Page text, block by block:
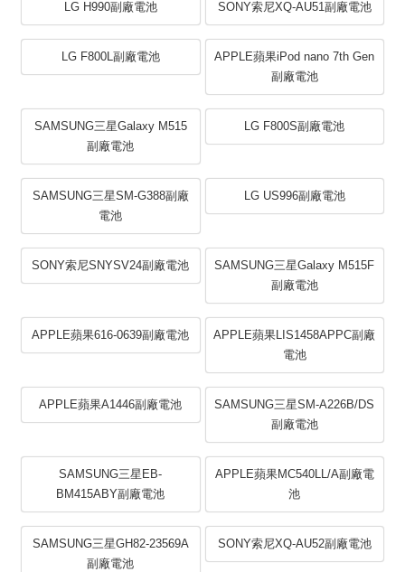
LG H990副廠電池 SONY索尼XQ-AU51副廠電池
LG F800L副廠電池
APPLE蘋果iPod nano 7th Gen
副廠電池
SAMSUNG三星Galaxy M515
副廠電池
LG F800S副廠電池
SAMSUNG三星SM-G388副廠
電池
LG US996副廠電池
SONY索尼SNYSV24副廠電池
SAMSUNG三星Galaxy M515F
副廠電池
APPLE蘋果616-0639副廠電池
APPLE蘋果LIS1458APPC副廠
電池
APPLE蘋果A1446副廠電池
SAMSUNG三星SM-A226B/DS
副廠電池
SAMSUNG三星EB-
BM415ABY副廠電池
APPLE蘋果MC540LL/A副廠電
池
SAMSUNG三星GH82-23569A
副廠電池
SONY索尼XQ-AU52副廠電池